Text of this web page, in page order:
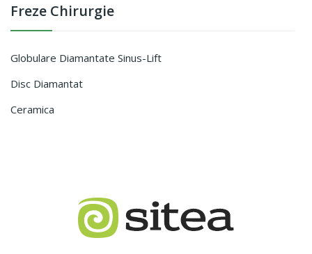
Freze Chirurgie
Globulare Diamantate Sinus-Lift
Disc Diamantat
Ceramica